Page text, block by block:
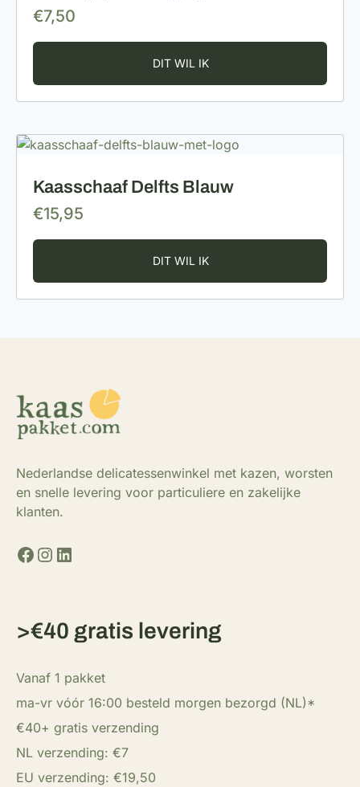
€7,50
Kaasschaaf Delfts Blauw
€15,95
Nederlandse delicatessenwinkel met kazen, worsten
en snelle levering voor particuliere en zakelijke
klanten.
Facebook
Instagram
LinkedIn
>€40 gratis levering
Vanaf 1 pakket
ma-vr vóór 16:00 besteld morgen bezorgd (NL)*
€40+ gratis verzending
NL verzending: €7
EU verzending: €19,50